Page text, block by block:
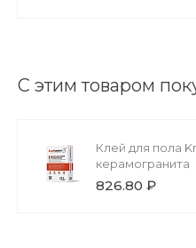
С этим товаром
Клей для пола
керамогранита
826.80 ₽